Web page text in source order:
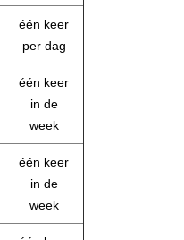
één keer
per dag
één keer
in de
week
één keer
in de
week